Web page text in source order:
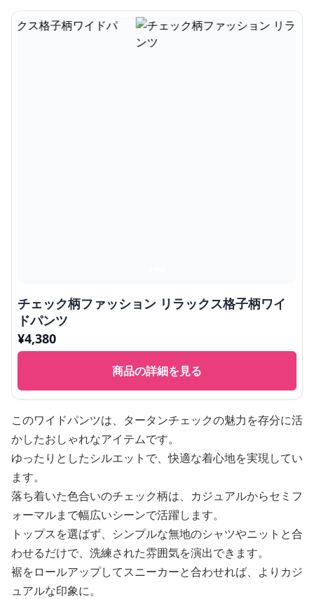
チェック柄ファッション リラックス格子柄ワイ
ドパンツ
¥4,380
商品の詳細を見る
このワイドパンツは、タータンチェックの魅力を存分に活
かしたおしゃれなアイテムです。
ゆったりとしたシルエットで、快適な着心地を実現してい
ます。
落ち着いた色合いのチェック柄は、カジュアルからセミフ
ォーマルまで幅広いシーンで活躍します。
トップスを選ばず、シンプルな無地のシャツやニットと合
わせるだけで、洗練された雰囲気を演出できます。
裾をロールアップしてスニーカーと合わせれば、よりカジ
ュアルな印象に。